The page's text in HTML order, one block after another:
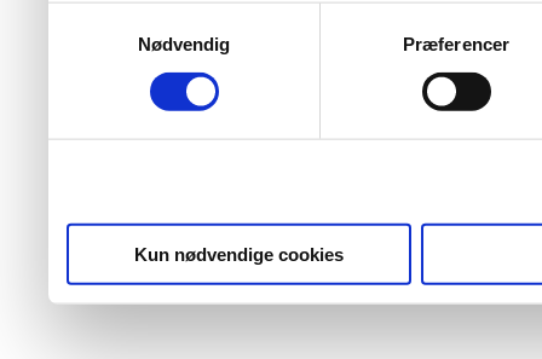
Nødvendig
Præferencer
Kun nødvendige cookies